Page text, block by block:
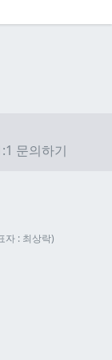
문의하기
자 : 최상락)